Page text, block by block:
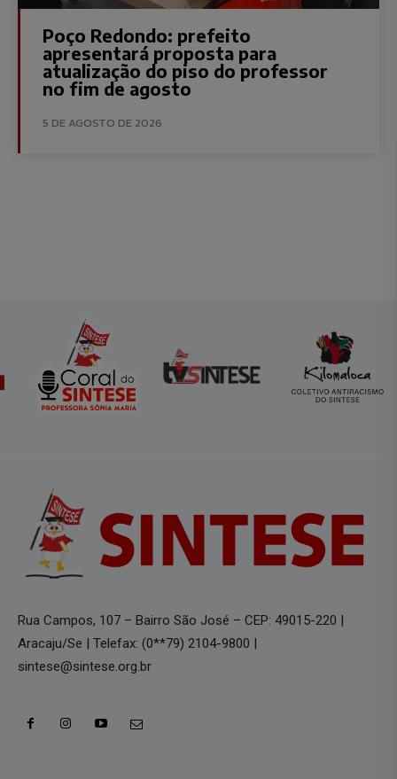
Poço Redondo: prefeito
apresentará proposta para
atualização do piso do professor
no fim de agosto
5 DE AGOSTO DE 2026
Rua Campos, 107 – Bairro São José – CEP: 49015-220 |
Aracaju/Se | Telefax: (0**79) 2104-9800 |
sintese@sintese.org.br